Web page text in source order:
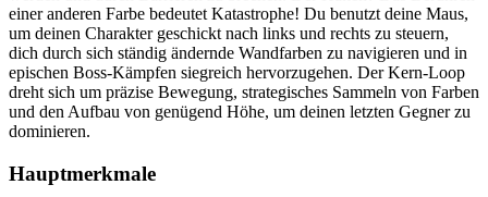
einer anderen Farbe bedeutet Katastrophe! Du benutzt deine Maus,
um deinen Charakter geschickt nach links und rechts zu steuern,
dich durch sich ständig ändernde Wandfarben zu navigieren und in
epischen Boss-Kämpfen siegreich hervorzugehen. Der Kern-Loop
dreht sich um präzise Bewegung, strategisches Sammeln von Farben
und den Aufbau von genügend Höhe, um deinen letzten Gegner zu
dominieren.
Hauptmerkmale